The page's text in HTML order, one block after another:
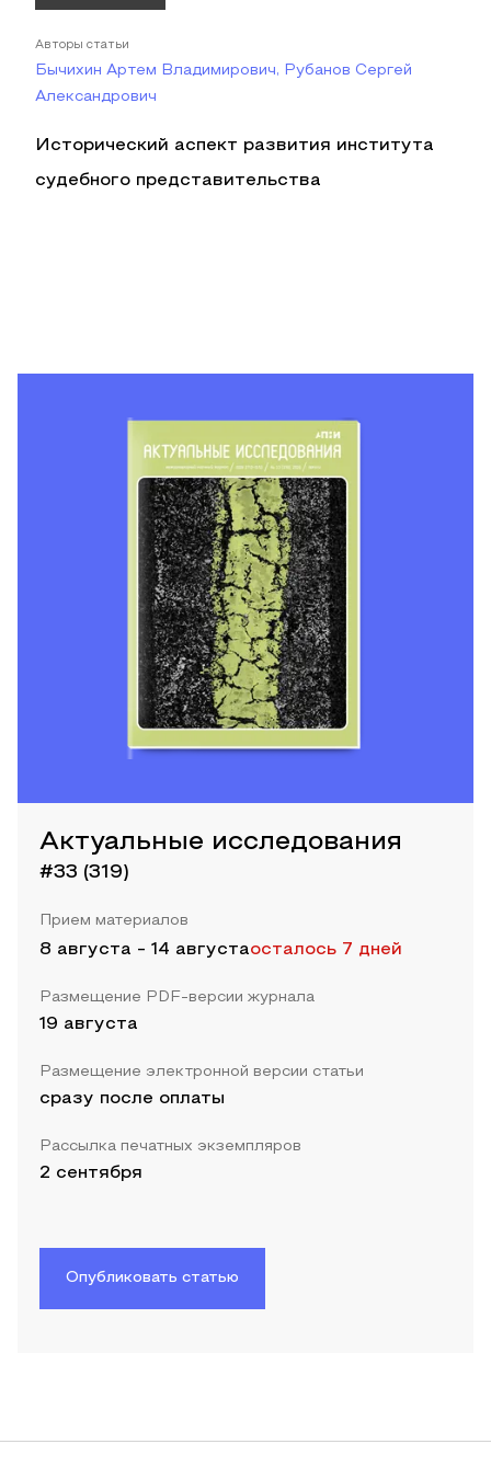
Авторы статьи
Бычихин Артем Владимирович, Рубанов Сергей
Александрович
Исторический аспект развития института
судебного представительства
Актуальные исследования
#33 (319)
Прием материалов
8 августа - 14 августаосталось 7 дней
Размещение PDF-версии журнала
19 августа
Размещение электронной версии статьи
сразу после оплаты
Рассылка печатных экземпляров
2 сентября
Опубликовать статью